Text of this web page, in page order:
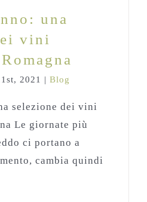
una
vini
2021 | Blog
selezione dei vini
Le giornate più
ci portano a
cambia quindi